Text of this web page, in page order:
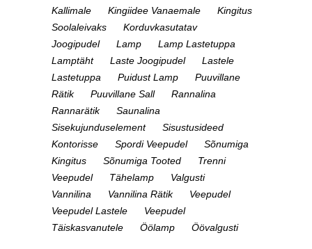
Kallimale
Kingiidee Vanaemale
Kingitus
Soolaleivaks
Korduvkasutatav
Joogipudel
Lamp
Lamp Lastetuppa
Lamptäht
Laste Joogipudel
Lastele
Lastetuppa
Puidust Lamp
Puuvillane
Rätik
Puuvillane Sall
Rannalina
Rannarätik
Saunalina
Sisekujunduselement
Sisustusideed
Kontorisse
Spordi Veepudel
Sõnumiga
Kingitus
Sõnumiga Tooted
Trenni
Veepudel
Tähelamp
Valgusti
Vannilina
Vannilina Rätik
Veepudel
Veepudel Lastele
Veepudel
Täiskasvanutele
Öölamp Öövalgusti